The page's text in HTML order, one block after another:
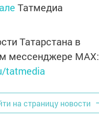
Татмедиа
Татарстана в
мессенджере MАХ:
tatmedia
на страницу новости